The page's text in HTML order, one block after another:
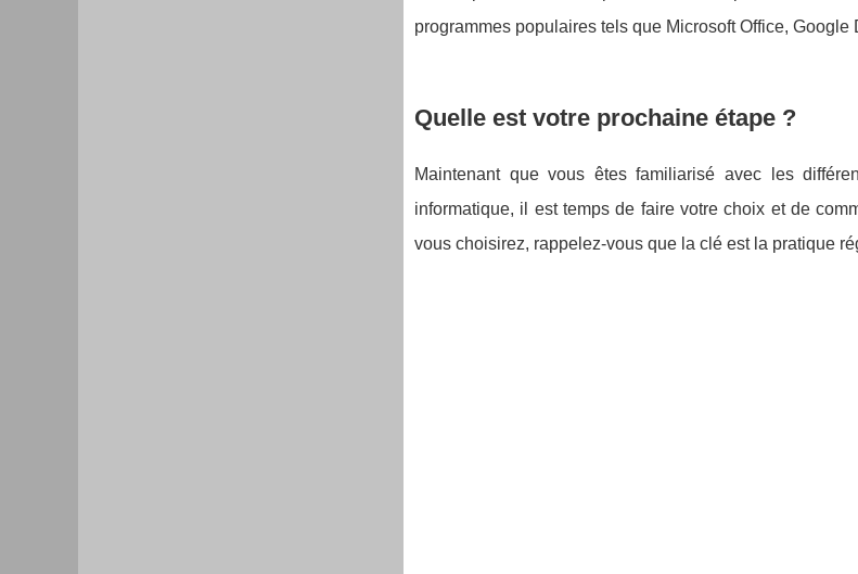
programmes populaires tels que Microsoft Office,
Quelle est votre prochaine étape ?
Maintenant que vous êtes familiarisé avec les
informatique, il est temps de faire votre choix et de
vous choisirez, rappelez-vous que la clé est la pratique